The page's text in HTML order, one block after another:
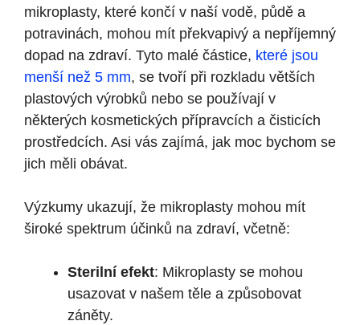
mikroplasty, které končí v naší vodě, půdě a
potravinách, mohou mít překvapivý a nepříjemný
dopad na zdraví. Tyto malé částice, které jsou
menší než 5 mm, se tvoří při rozkladu větších
plastových výrobků nebo se používají v
některých kosmetických přípravcích a čisticích
prostředcích. Asi vás zajímá, jak moc bychom se
jich měli obávat.
Výzkumy ukazují, že mikroplasty mohou mít
široké spektrum účinků na zdraví, včetně:
Sterilní efekt: Mikroplasty se mohou
usazovat v našem těle a způsobovat
záněty.